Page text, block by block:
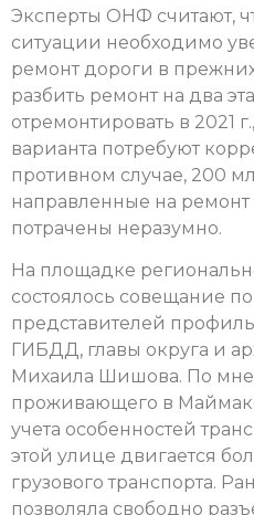
Эксперты ОНФ считают,
ситуации необходимо
ремонт дороги в
разбить ремонт на два
отремонтировать в 2021
варианта потребуют
противном случае, 200
направленные на ремонт
потрачены неразумно.
На площадке
состоялось совещание
представителей
ГИБДД, главы округа и
Михаила Шишова. По
проживающего в
учета особенностей
этой улице двигается
грузового транспорта.
позволяла свободно